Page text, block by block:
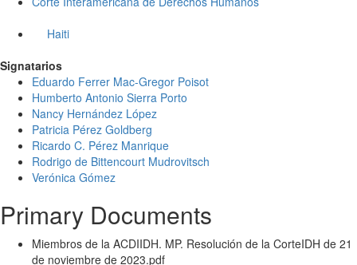
Haiti
Signatarios
Eduardo Ferrer Mac-Gregor Poisot
Humberto Antonio Sierra Porto
Nancy Hernández López
Patricia Pérez Goldberg
Ricardo C. Pérez Manrique
Rodrigo de Bittencourt Mudrovitsch
Verónica Gómez
Primary Documents
Miembros de la ACDIIDH. MP. Resolución de la CorteIDH de 21
de noviembre de 2023.pdf